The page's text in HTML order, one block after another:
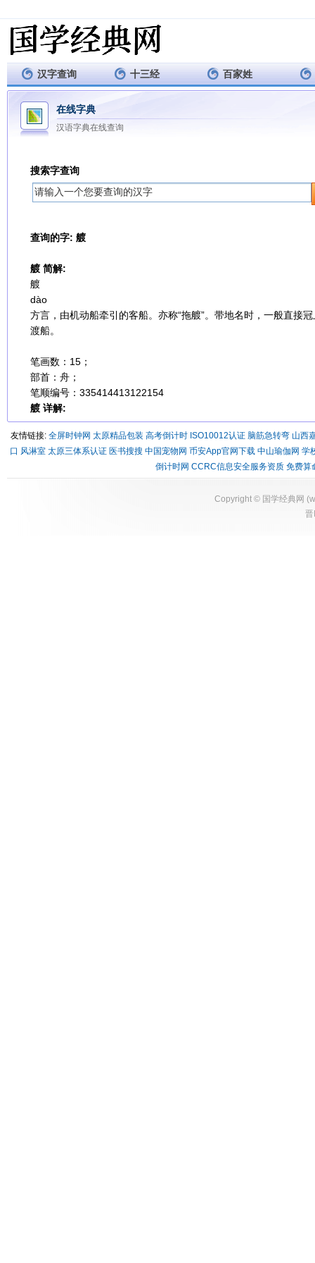
汉字查询 十三经 百家姓
在线字典
汉语字典在线查询
搜索字查询
查询的字: 艔
艔 简解:
艔
dào
方言，由机动船牵引的客船。亦称“拖艔”。带地名时，一般直接
渡船。
笔画数：15；
部首：舟；
笔顺编号：335414413122154
艔 详解:
友情链接: 全屏时钟网 太原精品包装 高考倒计时 ISO10012认证 脑筋急转弯 山西
口 风淋室 太原三体系认证 医书搜搜 中国宠物网 币安App官网下载 中山瑜伽网 学
倒计时网 CCRC信息安全服务资质 免费算
Copyright © 国学经典网 (